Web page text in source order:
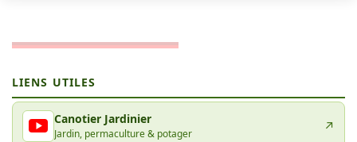
LIENS UTILES
Canotier Jardinier
Jardin, permaculture & potager ↗